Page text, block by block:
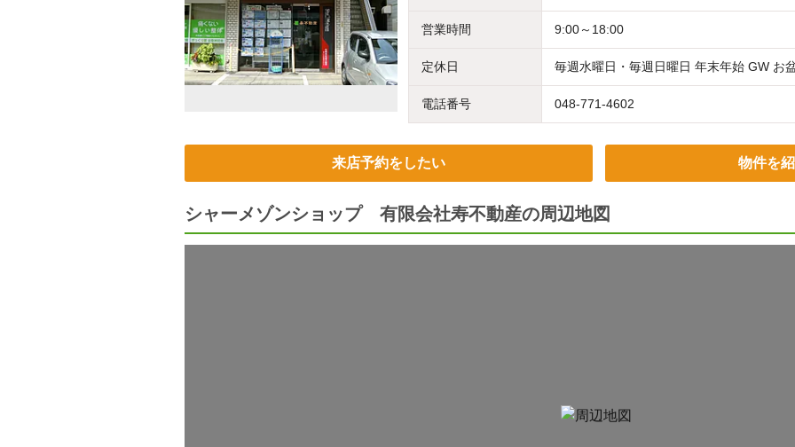
営業時間 9:00～18:00
定休日 毎週水曜日・毎週日曜日 年末年始 GW お
電話番号 048-771-4602
来店予約をしたい 物件を
シャーメゾンショップ 有限会社寿不動産の周辺地図